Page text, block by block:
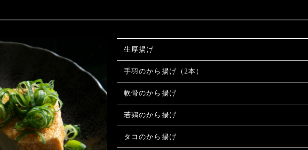
生厚揚げ
手羽のから揚げ（2本）
軟骨のから揚げ
若鶏のから揚げ
タコのから揚げ